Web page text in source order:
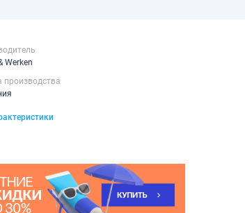
Werken
производства